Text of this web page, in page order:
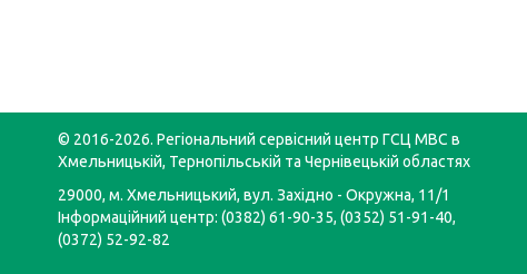
© 2016-2026. Регіональний сервісний центр ГСЦ МВС в
Хмельницькій, Тернопільській та Чернівецькій областях
29000, м. Хмельницький, вул. Західно - Окружна, 11/1
Інформаційний центр: (0382) 61-90-35, (0352) 51-91-40,
(0372) 52-92-82